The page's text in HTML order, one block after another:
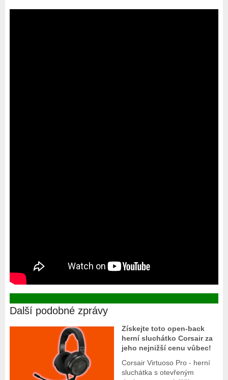
Další podobné zprávy
Získejte toto open-back
herní sluchátko Corsair za
jeho nejnižší cenu vůbec!
Corsair Virtuoso Pro - herní
sluchátka s otevřeným